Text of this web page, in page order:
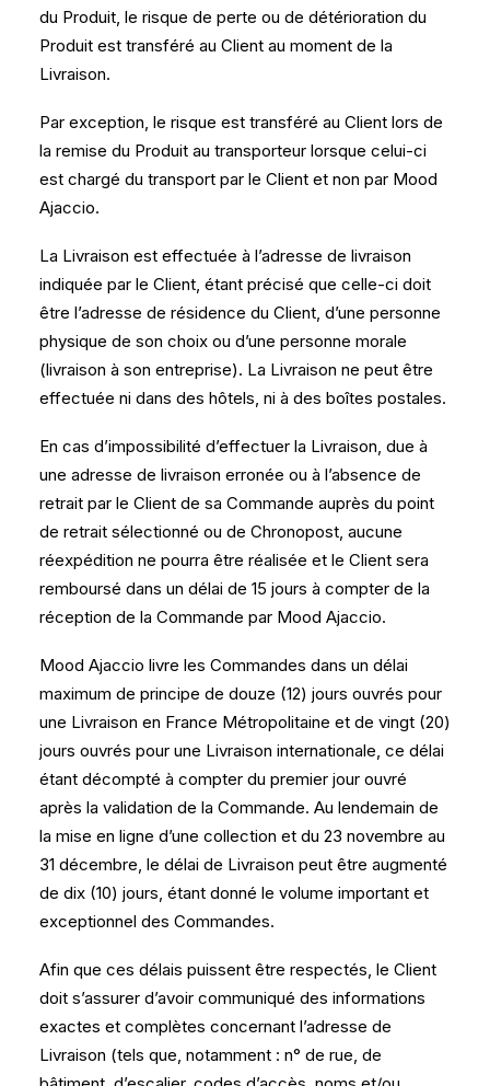
du Produit, le risque de perte ou de détérioration du
Produit est transféré au Client au moment de la
Livraison.
Par exception, le risque est transféré au Client lors de
la remise du Produit au transporteur lorsque celui-ci
est chargé du transport par le Client et non par Mood
Ajaccio.
La Livraison est effectuée à l’adresse de livraison
indiquée par le Client, étant précisé que celle-ci doit
être l’adresse de résidence du Client, d’une personne
physique de son choix ou d’une personne morale
(livraison à son entreprise). La Livraison ne peut être
effectuée ni dans des hôtels, ni à des boîtes postales.
En cas d’impossibilité d’effectuer la Livraison, due à
une adresse de livraison erronée ou à l’absence de
retrait par le Client de sa Commande auprès du point
de retrait sélectionné ou de Chronopost, aucune
réexpédition ne pourra être réalisée et le Client sera
remboursé dans un délai de 15 jours à compter de la
réception de la Commande par Mood Ajaccio.
Mood Ajaccio livre les Commandes dans un délai
maximum de principe de douze (12) jours ouvrés pour
une Livraison en France Métropolitaine et de vingt (20)
jours ouvrés pour une Livraison internationale, ce délai
étant décompté à compter du premier jour ouvré
après la validation de la Commande. Au lendemain de
la mise en ligne d’une collection et du 23 novembre au
31 décembre, le délai de Livraison peut être augmenté
de dix (10) jours, étant donné le volume important et
exceptionnel des Commandes.
Afin que ces délais puissent être respectés, le Client
doit s’assurer d’avoir communiqué des informations
exactes et complètes concernant l’adresse de
Livraison (tels que, notamment : n° de rue, de